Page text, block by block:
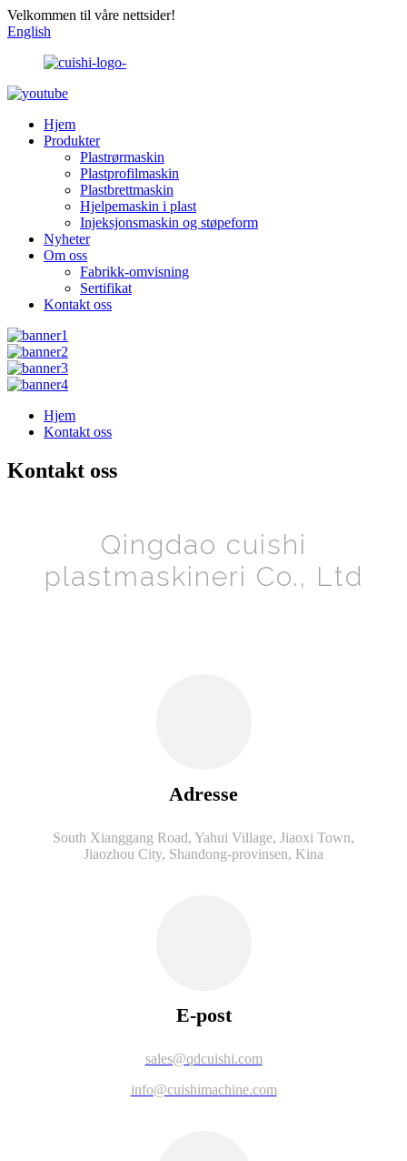
Velkommen til våre nettsider!
English
Hjem
Produkter
Plastrørmaskin
Plastprofilmaskin
Plastbrettmaskin
Hjelpemaskin i plast
Injeksjonsmaskin og støpeform
Nyheter
Om oss
Fabrikk-omvisning
Sertifikat
Kontakt oss
Hjem
Kontakt oss
Kontakt oss
Qingdao cuishi
plastmaskineri Co., Ltd
Adresse
South Xianggang Road, Yahui Village, Jiaoxi Town,
Jiaozhou City, Shandong-provinsen, Kina
E-post
sales@qdcuishi.com
info@cuishimachine.com